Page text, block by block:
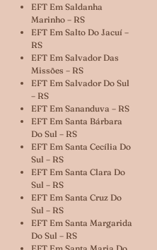
EFT Em Saldanha
Marinho – RS
EFT Em Salto Do Jacuí –
RS
EFT Em Salvador Das
Missões – RS
EFT Em Salvador Do Sul
– RS
EFT Em Sananduva – RS
EFT Em Santa Bárbara
Do Sul – RS
EFT Em Santa Cecília Do
Sul – RS
EFT Em Santa Clara Do
Sul – RS
EFT Em Santa Cruz Do
Sul – RS
EFT Em Santa Margarida
Do Sul – RS